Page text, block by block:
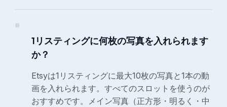
1リスティングに何枚の写真を入れられます
か？
Etsyは1リスティングに最大10枚の写真と1本の動
画を入れられます。すべてのスロットを使うのが
おすすめです。メイン写真（正方形・明るく・中